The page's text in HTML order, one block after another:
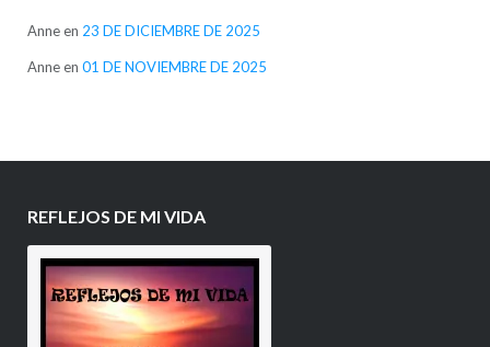
Anneen 23 DE DICIEMBRE DE 2025
Anneen 01 DE NOVIEMBRE DE 2025
REFLEJOS DE MI VIDA